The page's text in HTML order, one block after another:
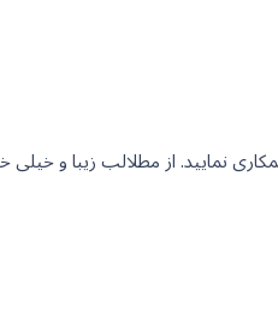
نمایید. از مطلالب زیبا و